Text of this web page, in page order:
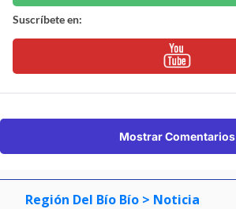
Suscríbete en:
Mostrar Comentarios
Región Del Bío Bío > Noticia